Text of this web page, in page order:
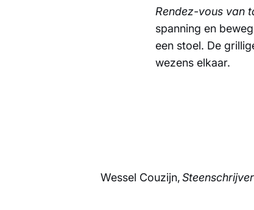
Rendez-vous van
spanning en
een stoel. De
wezens elkaar.
Wessel Couzijn,